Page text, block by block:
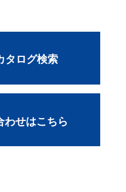
タログ検索